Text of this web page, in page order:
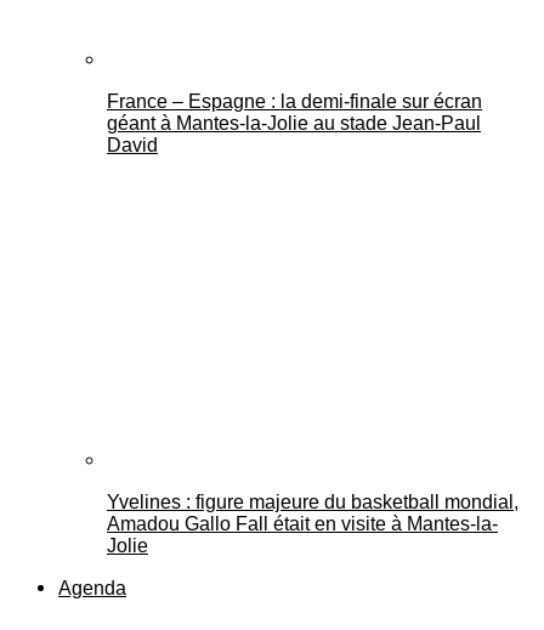
France – Espagne : la demi-finale sur écran
géant à Mantes-la-Jolie au stade Jean-Paul
David
Yvelines : figure majeure du basketball mondial,
Amadou Gallo Fall était en visite à Mantes-la-
Jolie
Agenda